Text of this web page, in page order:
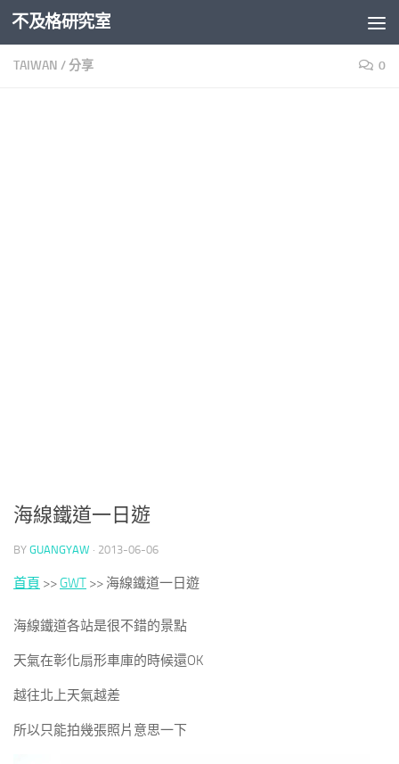
Skip to content
不及格研究室
TAIWAN /分享 0
海線鐵道一日遊
BY GUANGYAW · 2013-06-06
首頁 >> GWT >> 海線鐵道一日遊
海線鐵道各站是很不錯的景點
天氣在彰化扇形車庫的時候還OK
越往北上天氣越差
所以只能拍幾張照片意思一下